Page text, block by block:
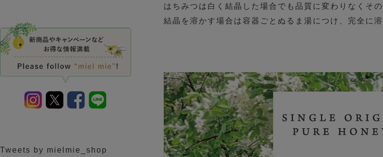
はちみつは白く結晶した場合でも品質に変わりなくそ
結晶を溶かす場合は容器ごとぬるま湯につけ、完全に
Tweets by mielmie_shop